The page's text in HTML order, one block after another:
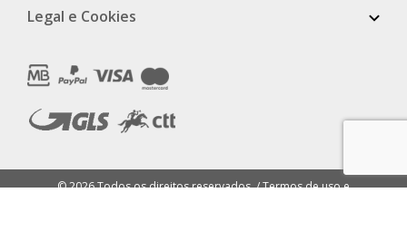
Legal e Cookies
© 2026 Todos os direitos reservados. /Termos de uso e